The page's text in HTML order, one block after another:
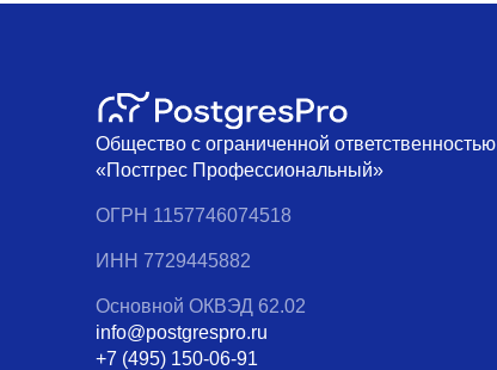
Общество с ограниченной ответственностью
«Постгрес Профессиональный»
ОГРН 1157746074518
ИНН 7729445882
Основной ОКВЭД 62.02
info@postgrespro.ru
+7 (495) 150-06-91